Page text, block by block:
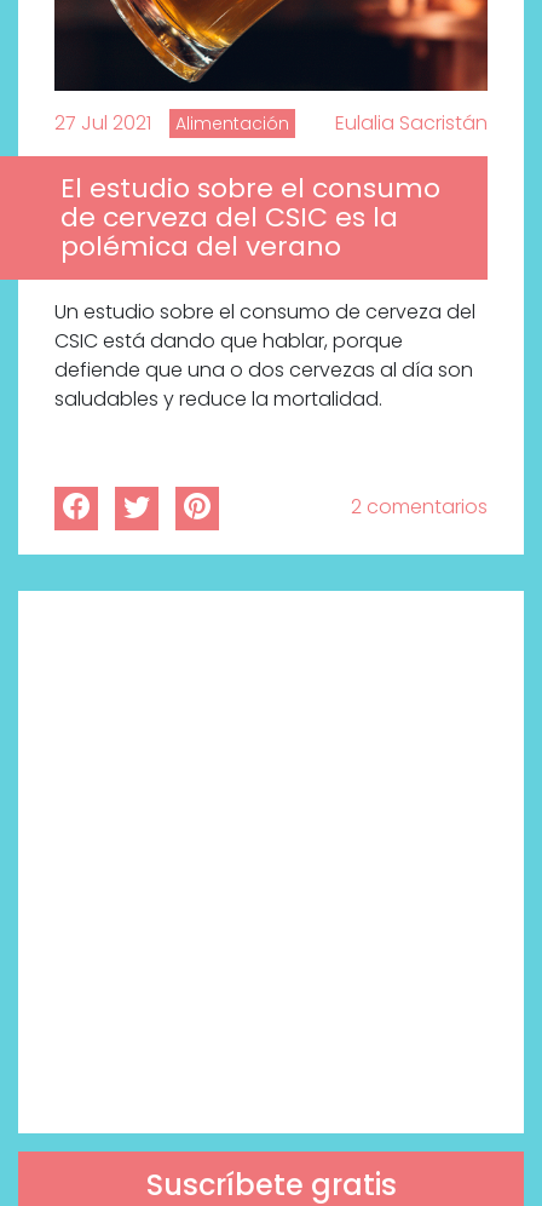
27 Jul 2021 Alimentación Eulalia Sacristán
El estudio sobre el consumo
de cerveza del CSIC es la
polémica del verano
Un estudio sobre el consumo de cerveza del
CSIC está dando que hablar, porque
defiende que una o dos cervezas al día son
saludables y reduce la mortalidad.
2 comentarios
Suscríbete gratis